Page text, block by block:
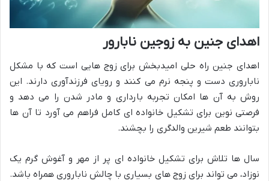
اهدای جنین به زوجین نابارور
اهدای جنین راه حلی امیدبخش برای زوج هایی است که با مشکل
ناباروری دست و پنجه نرم می کنند و رویای فرزندآوری دارند. این
روش به آن ها امکان تجربه بارداری و مادر شدن را می دهد و
فرصتی نوین برای تشکیل خانواده ای کامل فراهم می آورد تا آن ها
بتوانند طعم شیرین والدگری را بچشند.
سال ها تلاش برای تشکیل خانواده ای پر از مهر و آغوش گرم یک
نوزاد، می تواند برای زوج های بسیاری با چالش ناباروری همراه باشد.